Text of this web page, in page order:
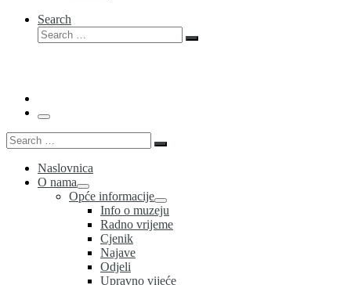
Search
Search
Search
Menu
Search
Search
Naslovnica
O nama
Opće informacije
Info o muzeju
Radno vrijeme
Cjenik
Najave
Odjeli
Upravno vijeće